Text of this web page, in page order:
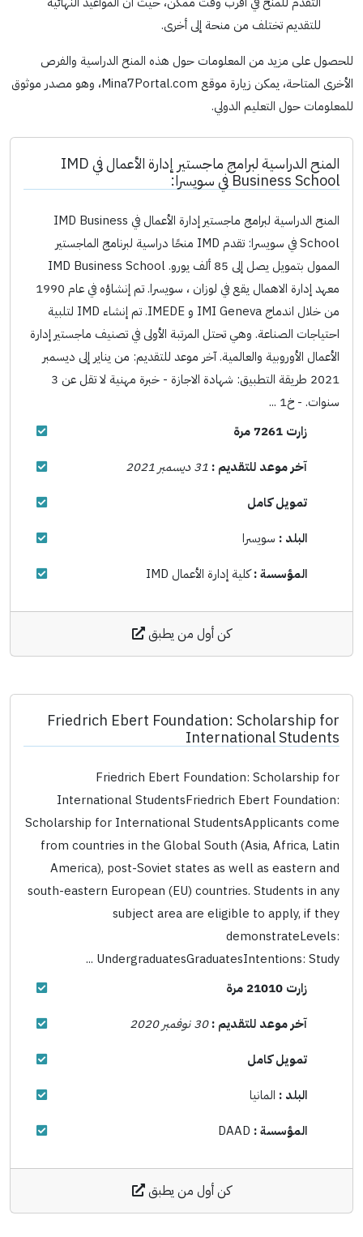
للتقديم تختلف من منحة إلى أخرى.
للحصول على مزيد من المعلومات حول هذه المنح الدراسية والفرص
الأخرى المتاحة، يمكن زيارة موقع Mina7Portal.com، وهو مصدر موثوق
للمعلومات حول التعليم الدولي.
المنح الدراسية لبرامج ماجستير إدارة الأعمال في IMD
Business School في سويسرا:
المنح الدراسية لبرامج ماجستير إدارة الأعمال في IMD Business
School في سويسرا: تقدم IMD منحًا دراسية لبرنامج الماجستير
الممول بتمويل يصل إلى 85 ألف يورو. IMD Business School
معهد إدارة الاهمال يقع في لوزان ، سويسرا. تم إنشاؤه في عام 1990
من خلال اندماج IMI Geneva و IMEDE. تم إنشاء IMD لتلبية
احتياجات الصناعة. وهي تحتل المرتبة الأولى في تصنيف ماجستير إدارة
الأعمال الأوروبية والعالمية. آخر موعد للتقديم: من يناير إلى ديسمبر
2021 طريقة التطبيق: شهادة الاجازة - خبرة مهنية لا تقل عن 3
سنوات. - خ1 ...
زارت 7261 مرة
آخر موعد للتقديم : 31 ديسمبر 2021
تمويل كامل
البلد : سويسرا
المؤسسة :كلية إدارة الأعمال IMD
كن أول من يطبق
Friedrich Ebert Foundation: Scholarship for
International Students
Friedrich Ebert Foundation: Scholarship for
International StudentsFriedrich Ebert Foundation:
Scholarship for International StudentsApplicants come
from countries in the Global South (Asia, Africa, Latin
America), post-Soviet states as well as eastern and
south-eastern European (EU) countries. Students in any
subject area are eligible to apply, if they
demonstrateLevels:
UndergraduatesGraduatesIntentions: Study ...
زارت 21010 مرة
آخر موعد للتقديم :30 نوفمبر 2020
تمويل كامل
البلد : المانيا
المؤسسة : DAAD
كن أول من يطبق